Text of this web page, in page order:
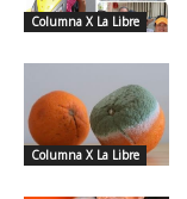
Columna X La Libre
Columna X La Libre